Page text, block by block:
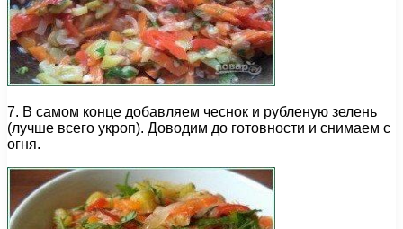
7. В самом конце добавляем чеснок и рубленую зелень
(лучше всего укроп). Доводим до готовности и снимаем с
огня.